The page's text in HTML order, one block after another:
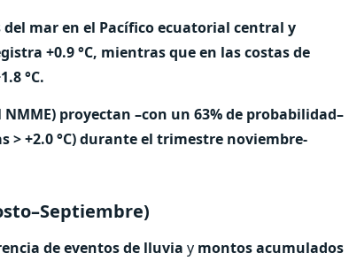
mar en el Pacífico ecuatorial central y
+0.9 °C, mientras que en las costas de
°C.
proyectan –con un 63% de probabilidad–
+2.0 °C) durante el trimestre noviembre-
de eventos de lluvia y montos acumulados